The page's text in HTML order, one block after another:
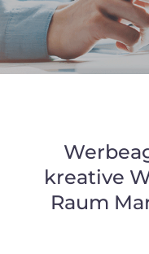
kreative
Raum